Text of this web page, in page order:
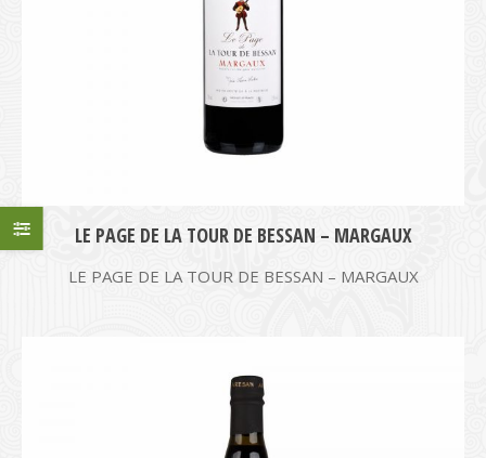
LE PAGE DE LA TOUR DE BESSAN – MARGAUX
LE PAGE DE LA TOUR DE BESSAN – MARGAUX